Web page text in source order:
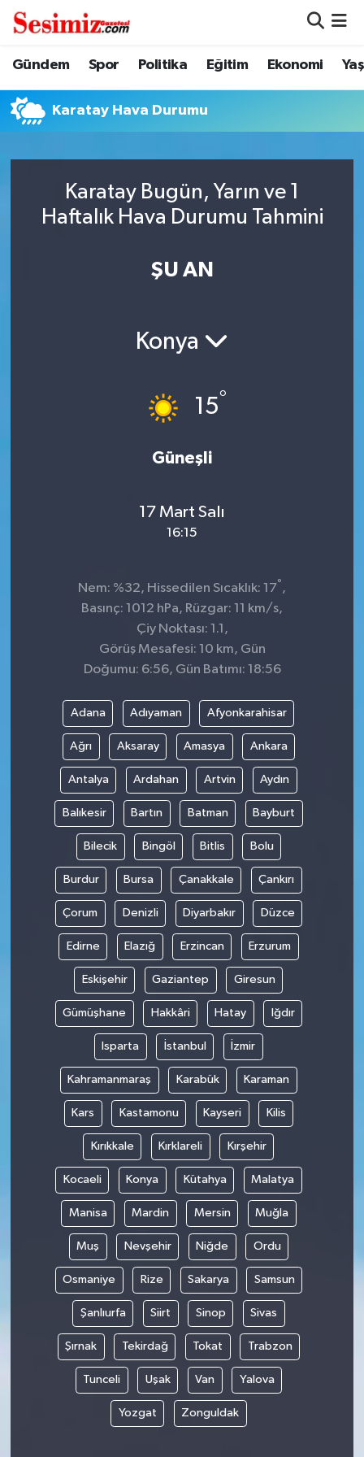
Gündem Spor Politika Eğitim Ekonomi
Karatay Hava Durumu
Karatay Bugün, Yarın ve 1
Haftalık Hava Durumu Tahmini
ŞU AN
Konya
15°
Güneşli
17 Mart Salı
16:15
Nem: %32, Hissedilen Sıcaklık: 17° ,
Basınç: 1012 hPa, Rüzgar: 11 km/s,
Çiy Noktası: 1.1,
Görüş Mesafesi: 10 km, Gün
Doğumu: 6:56, Gün Batımı: 18:56
Adana Adıyaman Afyonkarahisar
Ağrı Aksaray Amasya Ankara
Antalya Ardahan Artvin Aydın
Balıkesir Bartın Batman Bayburt
Bilecik Bingöl Bitlis Bolu
Burdur Bursa Çanakkale Çankırı
Çorum Denizli Diyarbakır Düzce
Edirne Elazığ Erzincan Erzurum
Eskişehir Gaziantep Giresun
Gümüşhane Hakkâri Hatay Iğdır
Isparta İstanbul İzmir
Kahramanmaraş Karabük Karaman
Kars Kastamonu Kayseri Kilis
Kırıkkale Kırklareli Kırşehir
Kocaeli Konya Kütahya Malatya
Manisa Mardin Mersin Muğla
Muş Nevşehir Niğde Ordu
Osmaniye Rize Sakarya Samsun
Şanlıurfa Siirt Sinop Sivas
Şırnak Tekirdağ Tokat Trabzon
Tunceli Uşak Van Yalova
Yozgat Zonguldak
Dünya
Eğitim
Genel
Gündem
Nöbetçi Eczaneler
Hava Durumu
Trafik Durumu
Süper Lig Puan Durumu ve Fikstür